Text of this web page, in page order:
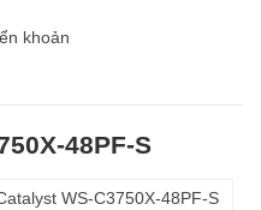
khoản
48PF-S